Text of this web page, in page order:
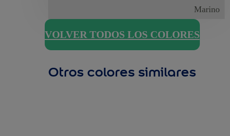
Marino
VOLVER TODOS LOS COLORES
Otros colores similares